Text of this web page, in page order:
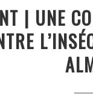
| UNE